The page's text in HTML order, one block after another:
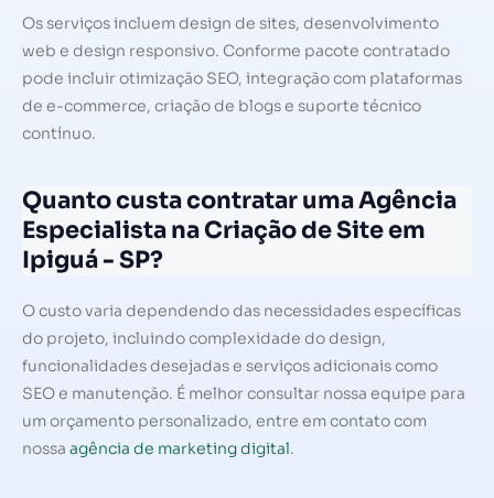
Os serviços incluem design de sites, desenvolvimento
web e design responsivo. Conforme pacote contratado
pode incluir otimização SEO, integração com plataformas
de e-commerce, criação de blogs e suporte técnico
contínuo.
Quanto custa contratar uma Agência
Especialista na Criação de Site em
Ipiguá - SP?
O custo varia dependendo das necessidades específicas
do projeto, incluindo complexidade do design,
funcionalidades desejadas e serviços adicionais como
SEO e manutenção. É melhor consultar nossa equipe para
um orçamento personalizado, entre em contato com
nossa agência de marketing digital.